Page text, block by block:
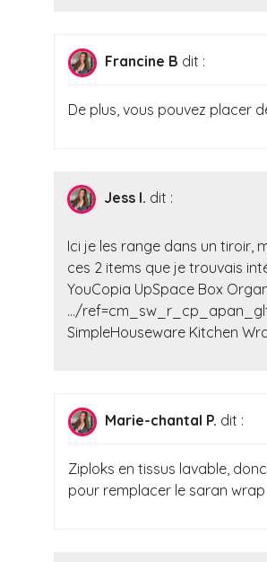
Francine B dit :
De plus, vous pouvez placer
Jess I. dit :
Ici je les range dans un tiroir,
ces 2 items que je trouvais
YouCopia UpSpace Box
…/
SimpleHouseware Kitchen
Marie-chantal P. dit :
Ziploks en tissus lavable,
pour remplacer le saran